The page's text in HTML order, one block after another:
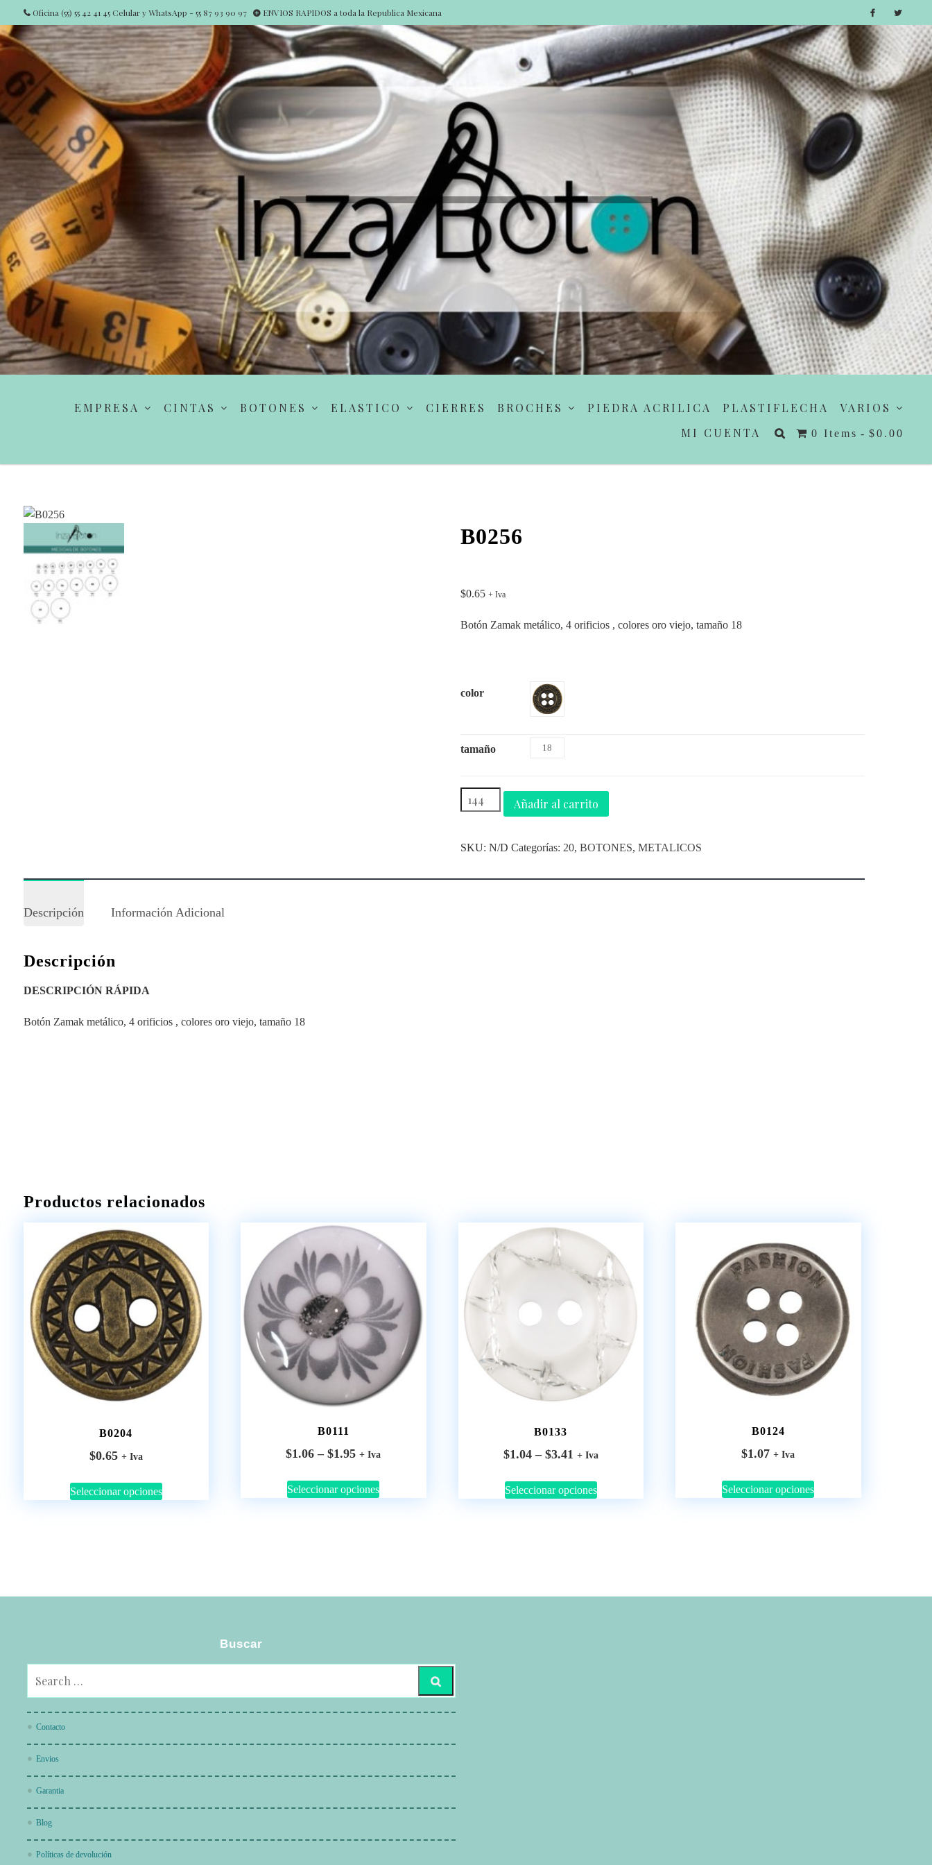
Oficina (55) 55 42 41 45 Celular y WhatsApp - 55 87 93 90 97 ENVIOS RAPIDOS a toda la Republica Mexicana
EMPRESA CINTAS BOTONES ELASTICO CIERRES BROCHES PIEDRA ACRILICA PLASTIFLECHA
VARIOS
MI CUENTA
0 Items $0.00
B0256
$0.65 + Iva
Botón Zamak metálico, 4 orificios , colores oro viejo, tamaño 18
color
tamaño 18
Añadir al carrito
SKU:N/D Categorías: 20,BOTONES,METALICOS
Descripción Información Adicional
Descripción
DESCRIPCIÓN RÁPIDA
Botón Zamak metálico, 4 orificios , colores oro viejo, tamaño 18
Productos relacionados
B0204
$0.65 + Iva
Seleccionar opciones
B0111
$1.06 – $1.95 + Iva
Seleccionar opciones
B0133
$1.04 – $3.41 + Iva
Seleccionar opciones
B0124
$1.07 + Iva
Seleccionar opciones
Buscar
Contacto
Envios
Garantia
Blog
Políticas de devolución